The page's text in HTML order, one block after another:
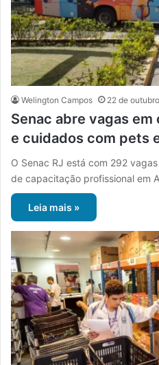
Welington Campos 22 de
Senac abre vagas
e cuidados com pets
O Senac RJ está com 292
de capacitação profissional em
Leia mais »